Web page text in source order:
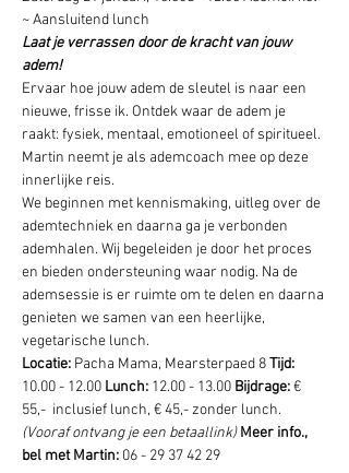
~ Aansluitend lunch
Laat je verrassen door de kracht van jouw
adem!
Ervaar hoe jouw adem de sleutel is naar een
nieuwe, frisse ik. Ontdek waar de adem je
raakt: fysiek, mentaal, emotioneel of spiritueel.
Martin neemt je als ademcoach mee op deze
innerlijke reis.
We beginnen met kennismaking, uitleg over de
ademtechniek en daarna ga je verbonden
ademhalen. Wij begeleiden je door het proces
en bieden ondersteuning waar nodig. Na de
ademsessie is er ruimte om te delen en daarna
genieten we samen van een heerlijke,
vegetarische lunch.
Locatie: Pacha Mama, Mearsterpaed 8 Tijd:
10.00 - 12.00 Lunch: 12.00 - 13.00 Bijdrage: €
55,-  inclusief lunch, € 45,- zonder lunch.
(Vooraf ontvang je een betaallink) Meer info.,
bel met Martin: 06 - 29 37 42 29